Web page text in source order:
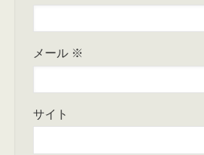
メール ※
サイト